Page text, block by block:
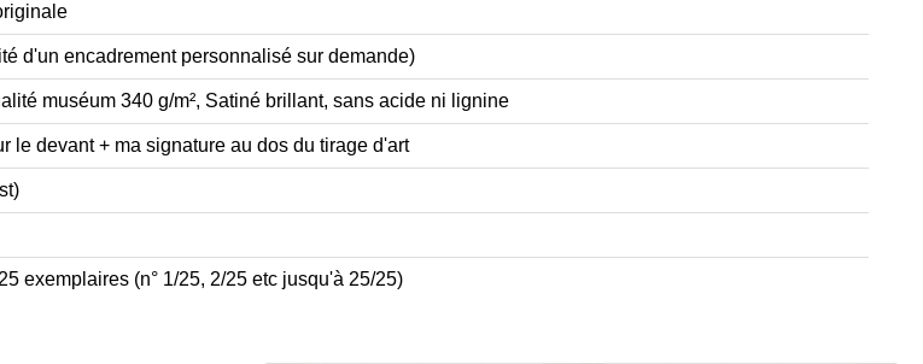
d'un encadrement personnalisé sur demande)
muséum 340 g/m², Satiné brillant, sans acide ni lignine
le devant + ma signature au dos du tirage d'art
exemplaires (n° 1/25, 2/25 etc jusqu'à 25/25)